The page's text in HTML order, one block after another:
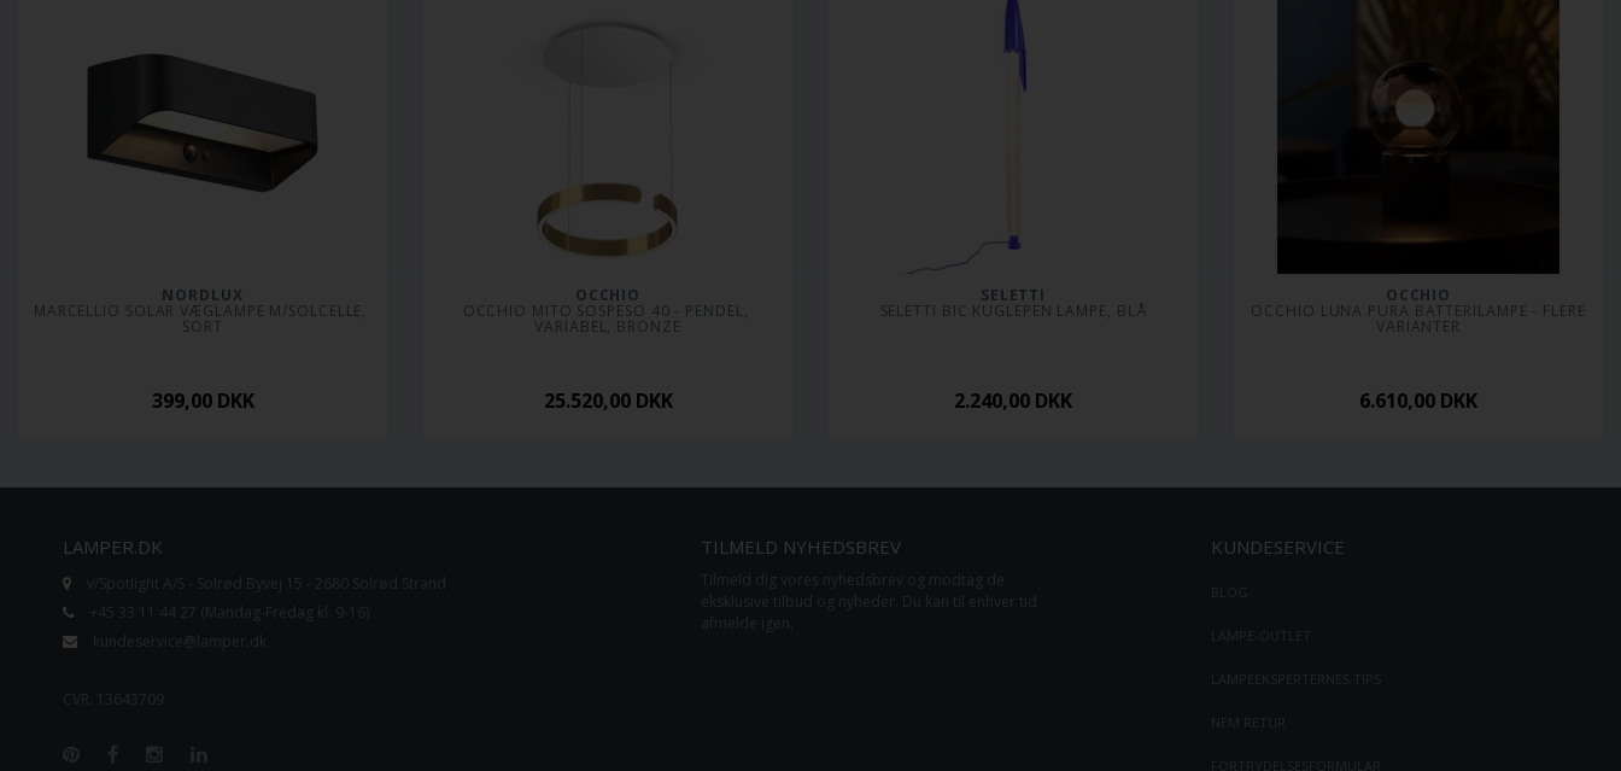
NORDLUX
MARCELLIO SOLAR VÆGLAMPE M/SOLCELLE,
SORT
399,00 DKK
OCCHIO
OCCHIO MITO SOSPESO 40 - PENDEL,
VARIABEL, BRONZE
25.520,00 DKK
SELETTI
SELETTI BIC KUGLEPEN LAMPE, BLÅ
2.240,00 DKK
OCCHIO
VARIANTER
6.610,00 DKK
LAMPER.DK TILMELD NYHEDSBREV KUNDESERVICE